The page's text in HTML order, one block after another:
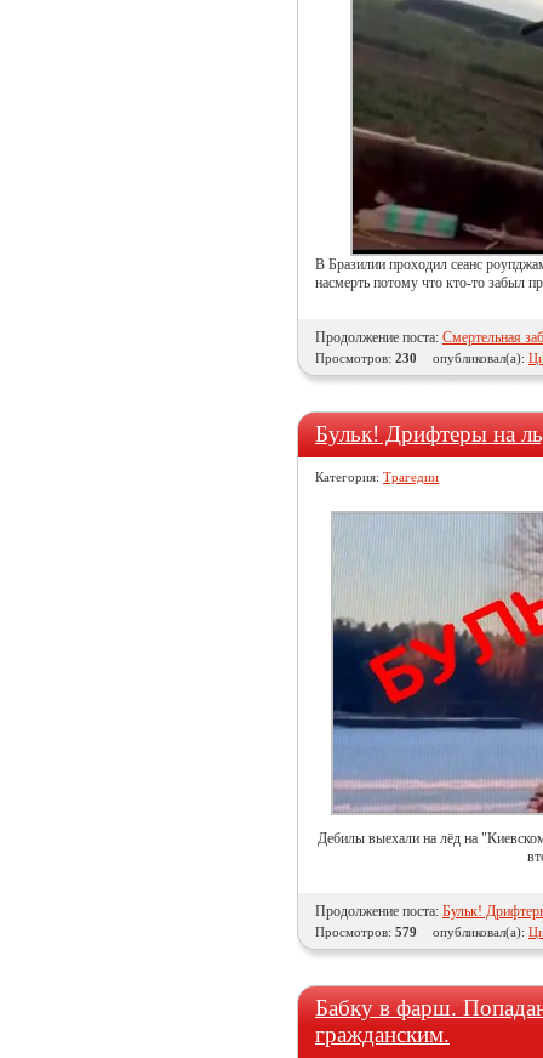
В Бразилии проходил сеанс
насмерть потому что кто-то забыл
Продолжение поста: Смертельная
Просмотров: 230 опубликовал(а):
Бульк! Дрифтеры на
Категория: Трагедии
Дебилы выехали на лёд на
Продолжение поста: Бульк!
Просмотров: 579 опубликовал(а):
Бабку в фарш.
гражданским.